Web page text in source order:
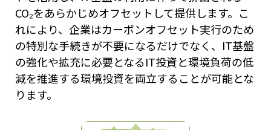
CO₂をあらかじめオフセットして提供します。こ
れにより、企業はカーボンオフセット実行のため
の特別な手続きが不要になるだけでなく、IT基盤
の強化や拡充に必要となるIT投資と環境負荷の低
減を推進する環境投資を両立することが可能とな
ります。